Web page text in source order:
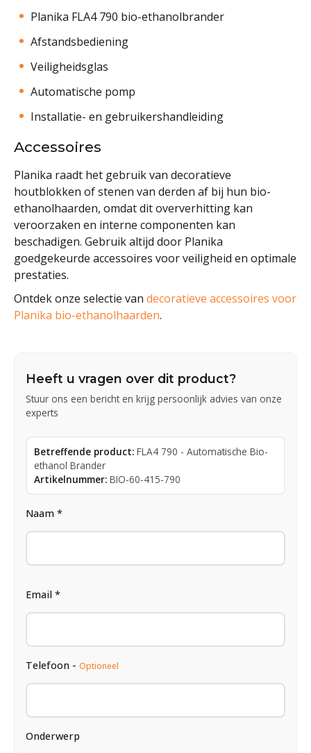
Planika FLA4 790 bio-ethanolbrander
Afstandsbediening
Veiligheidsglas
Automatische pomp
Installatie- en gebruikershandleiding
Accessoires
Planika raadt het gebruik van decoratieve
houtblokken of stenen van derden af bij hun bio-
ethanolhaarden, omdat dit oververhitting kan
veroorzaken en interne componenten kan
beschadigen. Gebruik altijd door Planika
goedgekeurde accessoires voor veiligheid en optimale
prestaties.
Ontdek onze selectie van decoratieve accessoires voor
Planika bio-ethanolhaarden.
Heeft u vragen over dit product?
Stuur ons een bericht en krijg persoonlijk advies van onze
experts
Betreffende product: FLA4 790 - Automatische Bio-
ethanol Brander
Artikelnummer: BIO-60-415-790
Naam *
Email *
Telefoon - Optioneel
Onderwerp